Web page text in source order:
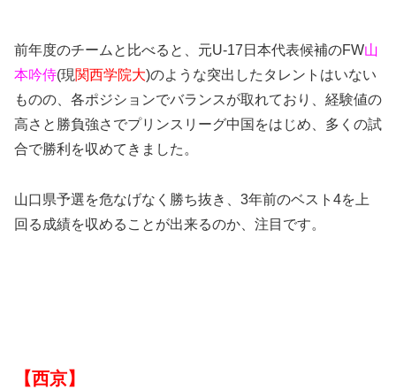
前年度のチームと比べると、元U-17日本代表候補のFW山
本吟侍(現関西学院大)のような突出したタレントはいない
ものの、各ポジションでバランスが取れており、経験値の
高さと勝負強さでプリンスリーグ中国をはじめ、多くの試
合で勝利を収めてきました。
山口県予選を危なげなく勝ち抜き、3年前のベスト4を上
回る成績を収めることが出来るのか、注目です。
【西京】